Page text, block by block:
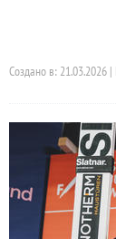
Создано в: 21.03.2026